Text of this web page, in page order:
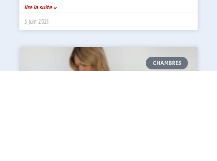
lire la suite »
3 juin 2021
CHAMBRES